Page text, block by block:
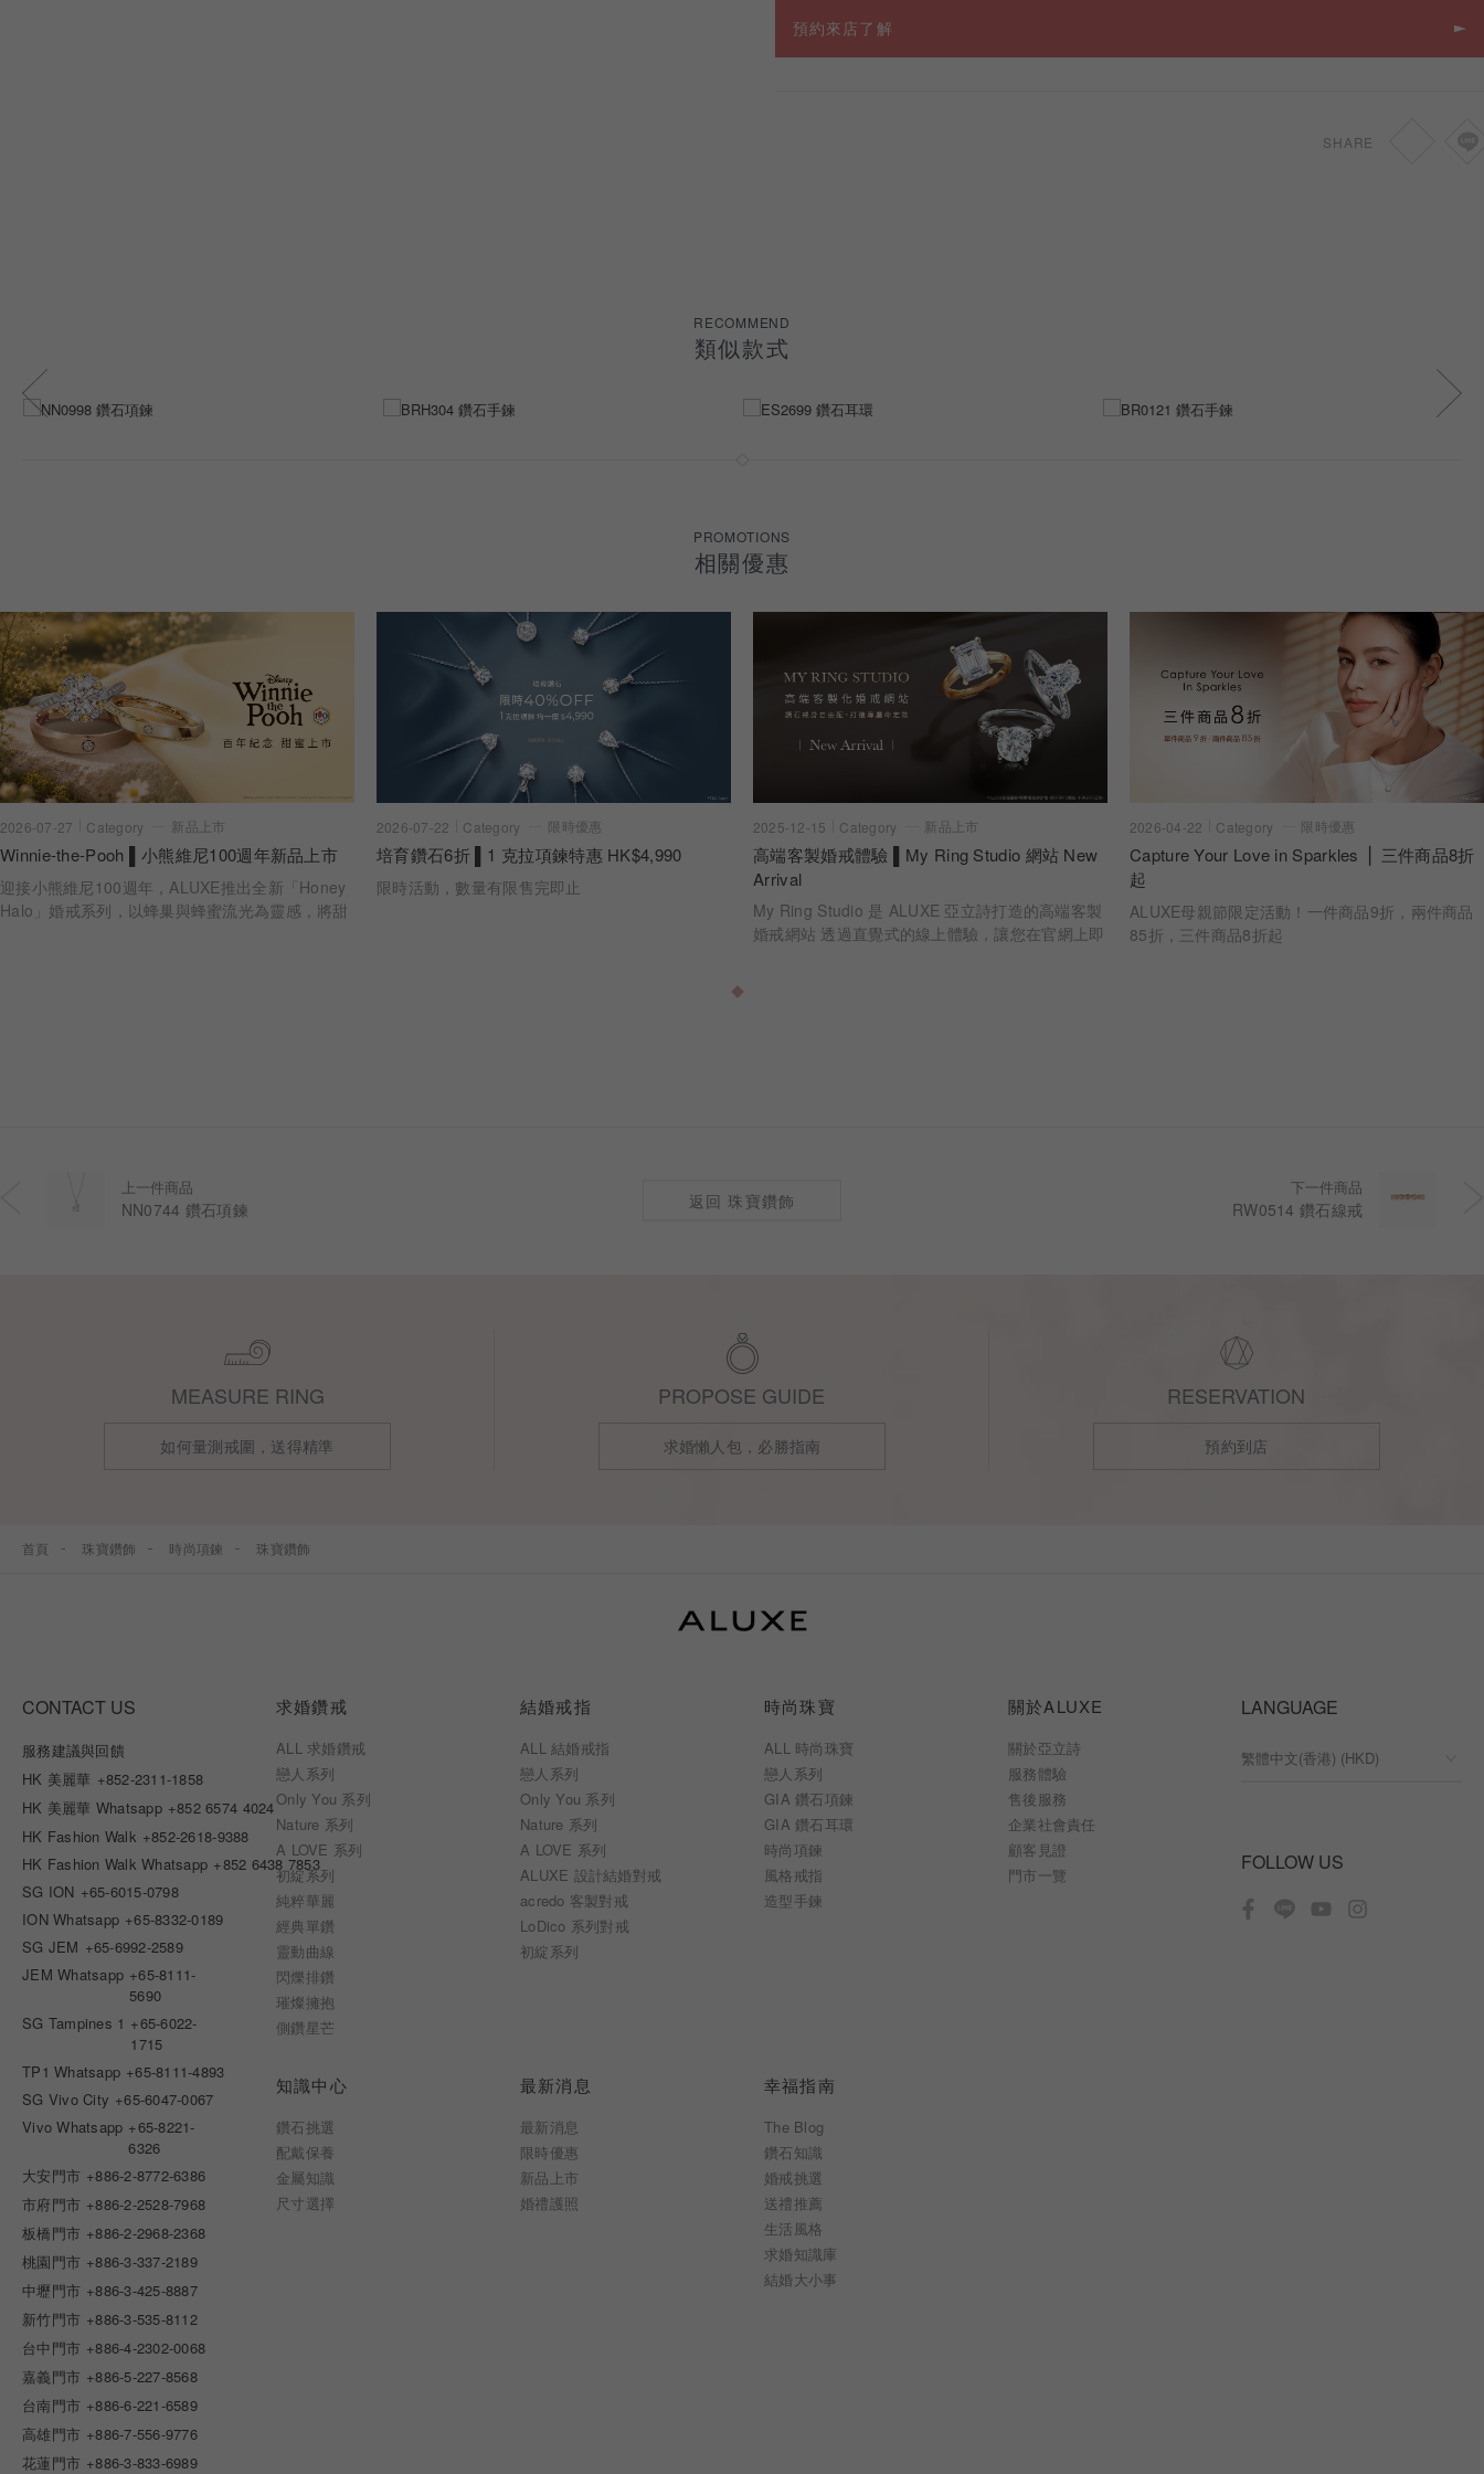
預約來店了解
SHARE
RECOMMEND
類似款式
PROMOTIONS
相關優惠
2026-07-27 Category 新品上市
Winnie-the-Pooh ▌小熊維尼100週年新品上市
迎接小熊維尼100週年，ALUXE推出全新「Honey
Halo」婚戒系列，以蜂巢與蜂蜜流光為靈感，將甜
2026-07-22 Category 限時優惠
培育鑽石6折 ▌1 克拉項鍊特惠 HK$4,990
限時活動，數量有限售完即止
2025-12-15 Category 新品上市
高端客製婚戒體驗 ▌My Ring Studio 網站 New
Arrival
My Ring Studio 是 ALUXE 亞立詩打造的高端客製
婚戒網站 透過直覺式的線上體驗，讓您在官網上即
2026-04-22 Category 限時優惠
Capture Your Love in Sparkles ⎪ 三件商品8折
起
ALUXE母親節限定活動！一件商品9折，兩件商品
85折，三件商品8折起
上一件商品
NN0744 鑽石項鍊
下一件商品
RW0514 鑽石線戒
返回 珠寶鑽飾
MEASURE RING
如何量測戒圍，送得精準
PROPOSE GUIDE
求婚懶人包，必勝指南
RESERVATION
預約到店
首頁 珠寶鑽飾 時尚項鍊 珠寶鑽飾
CONTACT US
服務建議與回饋
HK 美麗華 +852-2311-1858
HK 美麗華 Whatsapp +852 6574 4024
HK Fashion Walk +852-2618-9388
HK Fashion Walk Whatsapp +852 6438 7853
SG ION +65-6015-0798
ION Whatsapp +65-8332-0189
SG JEM +65-6992-2589
JEM Whatsapp +65-8111-
5690
SG Tampines 1 +65-6022-
1715
TP1 Whatsapp +65-8111-4893
SG Vivo City +65-6047-0067
Vivo Whatsapp +65-8221-
6326
大安門市 +886-2-8772-6386
市府門市 +886-2-2528-7968
板橋門市 +886-2-2968-2368
桃園門市 +886-3-337-2189
中壢門市 +886-3-425-8887
新竹門市 +886-3-535-8112
台中門市 +886-4-2302-0068
嘉義門市 +886-5-227-8568
台南門市 +886-6-221-6589
高雄門市 +886-7-556-9776
花蓮門市 +886-3-833-6989
求婚鑽戒
ALL 求婚鑽戒
戀人系列
Only You 系列
Nature 系列
A LOVE 系列
初綻系列
純粹華麗
經典單鑽
靈動曲線
閃爍排鑽
璀燦擁抱
側鑽星芒
結婚戒指
ALL 結婚戒指
戀人系列
Only You 系列
Nature 系列
A LOVE 系列
ALUXE 設計結婚對戒
acredo 客製對戒
LoDico 系列對戒
初綻系列
時尚珠寶
ALL 時尚珠寶
戀人系列
GIA 鑽石項鍊
GIA 鑽石耳環
時尚項鍊
風格戒指
造型手鍊
關於ALUXE
關於亞立詩
服務體驗
售後服務
企業社會責任
顧客見證
門市一覽
知識中心
鑽石挑選
配戴保養
金屬知識
尺寸選擇
最新消息
最新消息
限時優惠
新品上市
婚禮護照
幸福指南
The Blog
鑽石知識
婚戒挑選
送禮推薦
生活風格
求婚知識庫
結婚大小事
LANGUAGE
FOLLOW US